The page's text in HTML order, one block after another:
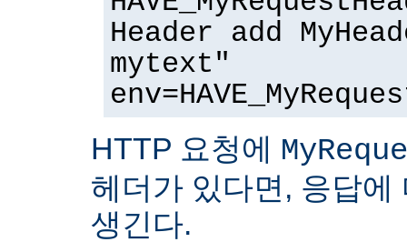
Header add
mytext"
HTTP 요청에
헤더가 있다면, 응답에
생긴다.